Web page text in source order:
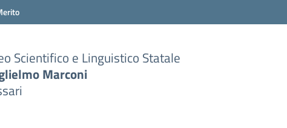
Scientifico e Linguistico Statale
Marconi